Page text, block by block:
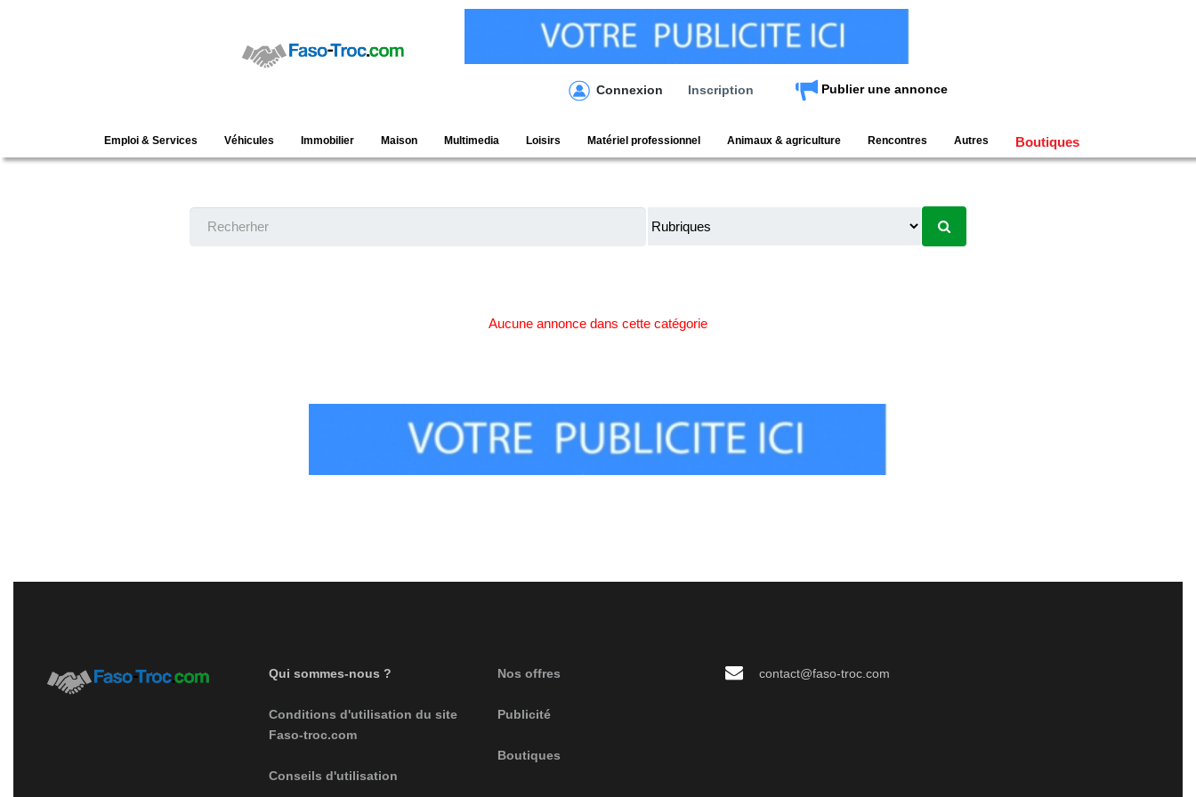
Connexion Inscription Publier une annonce
Emploi & Services Véhicules Immobilier Maison Multimedia Loisirs Matériel professionnel Animaux & agriculture Rencontres Autres Boutiques
Aucune annonce dans cette catégorie
Qui sommes-nous ?
Conditions d'utilisation du site
Faso-troc.com
Conseils d'utilisation
Nos offres
Publicité
Boutiques
contact@faso-troc.com